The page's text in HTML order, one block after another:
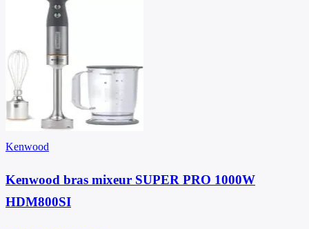
Kenwood
Kenwood bras mixeur SUPER PRO 1000W
HDM800SI